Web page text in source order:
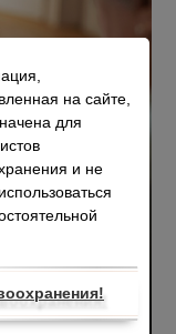
на сайте,
для
и не